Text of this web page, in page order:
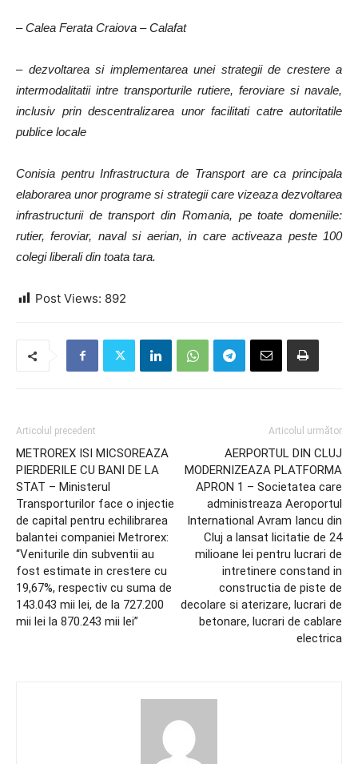
– Calea Ferata Craiova – Calafat
– dezvoltarea si implementarea unei strategii de crestere a
intermodalitatii intre transporturile rutiere, feroviare si navale,
inclusiv prin descentralizarea unor facilitati catre autoritatile
publice locale
Conisia pentru Infrastructura de Transport are ca principala
elaborarea unor programe si strategii care vizeaza dezvoltarea
infrastructurii de transport din Romania, pe toate domeniile:
rutier, feroviar, naval si aerian, in care activeaza peste 100
colegi liberali din toata tara.
Post Views: 892
Articolul precedent
METROREX ISI MICSOREAZA
PIERDERILE CU BANI DE LA
STAT – Ministerul
Transporturilor face o injectie
de capital pentru echilibrarea
balantei companiei Metrorex:
“Veniturile din subventii au
fost estimate in crestere cu
19,67%, respectiv cu suma de
143.043 mii lei, de la 727.200
mii lei la 870.243 mii lei”
Articolul următor
AERPORTUL DIN CLUJ
MODERNIZEAZA PLATFORMA
APRON 1 – Societatea care
administreaza Aeroportul
International Avram Iancu din
Cluj a lansat licitatie de 24
milioane lei pentru lucrari de
intretinere constand in
constructia de piste de
decolare si aterizare, lucrari de
betonare, lucrari de cablare
electrica